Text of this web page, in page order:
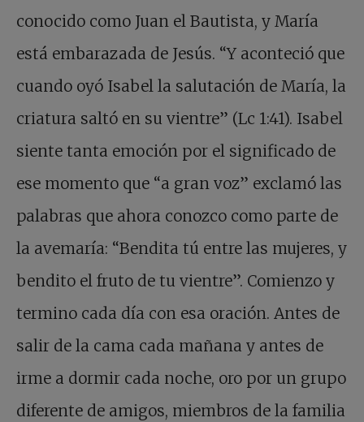
conocido como Juan el Bautista, y María
está embarazada de Jesús. “Y aconteció que
cuando oyó Isabel la salutación de María, la
criatura saltó en su vientre” (Lc 1:41). Isabel
siente tanta emoción por el significado de
ese momento que “a gran voz” exclamó las
palabras que ahora conozco como parte de
la avemaría: “Bendita tú entre las mujeres, y
bendito el fruto de tu vientre”. Comienzo y
termino cada día con esa oración. Antes de
salir de la cama cada mañana y antes de
irme a dormir cada noche, oro por un grupo
diferente de amigos, miembros de la familia